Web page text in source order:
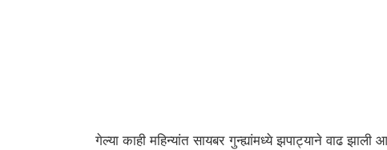
गेल्या काही महिन्यांत सायबर गुन्ह्यांमध्ये झपाट्याने वाढ